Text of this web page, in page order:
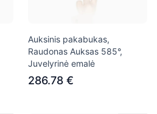
Auksinis pakabukas,
Raudonas Auksas 585°,
Juvelyrinė emalė
286.78 €